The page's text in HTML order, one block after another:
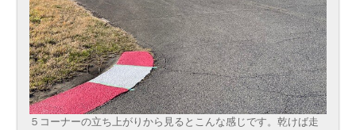
５コーナーの立ち上がりから見るとこんな感じです。乾けば走